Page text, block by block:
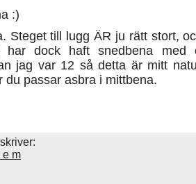
:)
Steget till lugg ÄR ju rätt stort,
dock haft snedbena med
jag var 12 så detta är mitt
du passar asbra i mittbena.
skriver:
e m